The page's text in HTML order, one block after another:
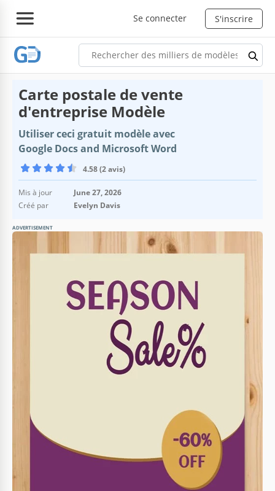
Se connecter S'inscrire
Carte postale de vente
d'entreprise Modèle
Utiliser ceci gratuit modèle avec
Google Docs and Microsoft Word
4.58 (2 avis)
Mis à jour
June 27, 2026
Créé par
Evelyn Davis
ADVERTISEMENT